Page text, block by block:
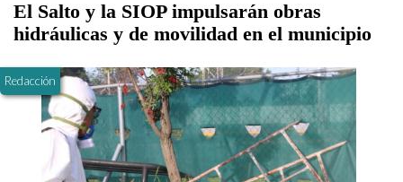
El Salto y la SIOP impulsarán obras
hidráulicas y de movilidad en el municipio
Redacción